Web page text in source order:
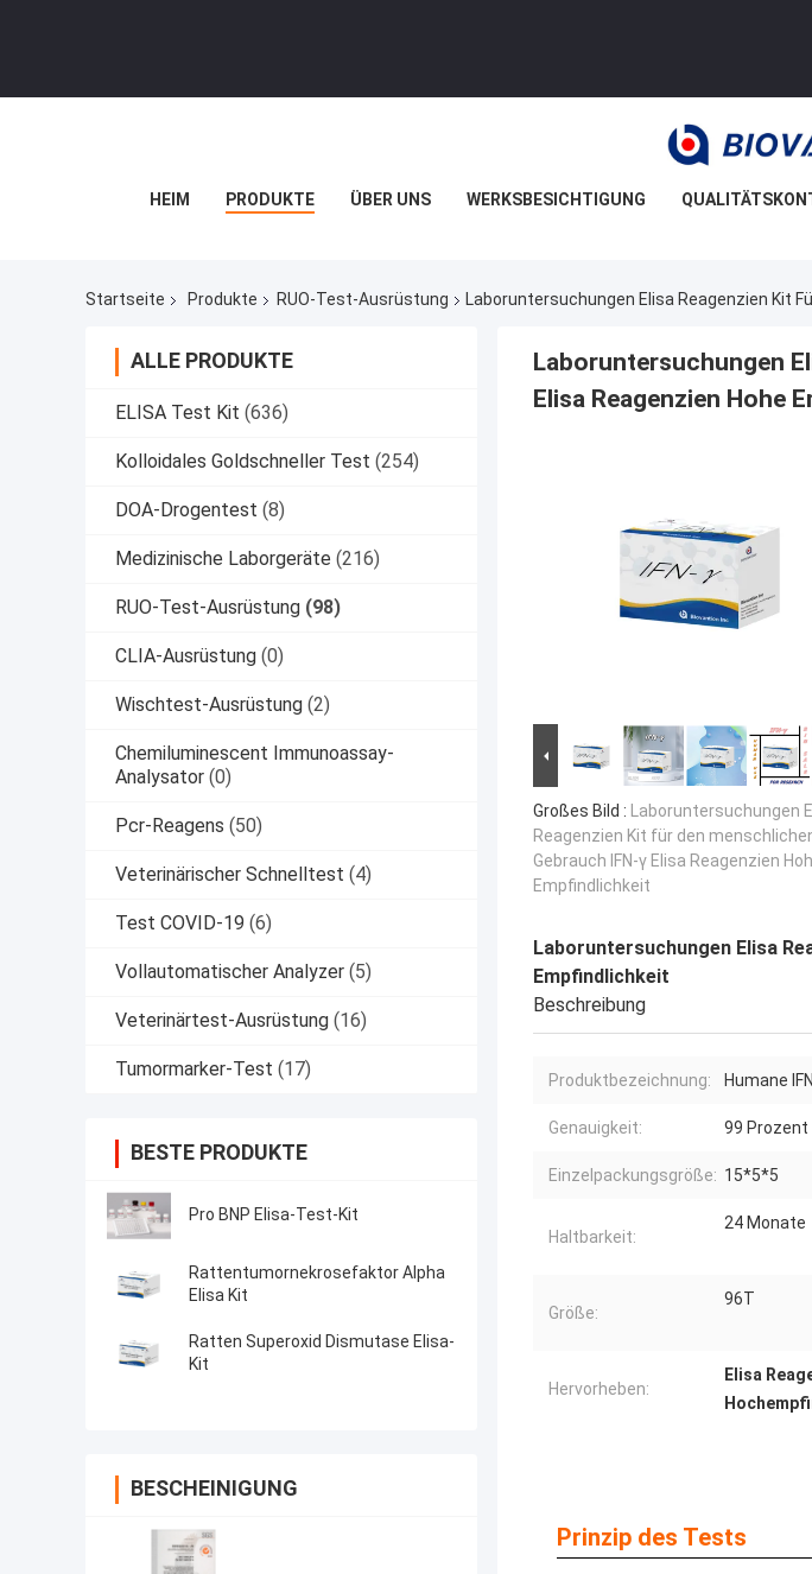
HEIM PRODUKTE ÜBER UNS WERKSBESICHTIGUNG
Startseite Produkte RUO-Test-Ausrüstung Laboruntersuchungen Elisa Reagenzien Kit
ALLE PRODUKTE
ELISA Test Kit (636)
Kolloidales Goldschneller Test (254)
DOA-Drogentest (8)
Medizinische Laborgeräte (216)
RUO-Test-Ausrüstung (98)
CLIA-Ausrüstung (0)
Wischtest-Ausrüstung (2)
Chemiluminescent Immunoassay-
Analysator (0)
Pcr-Reagens (50)
Veterinärischer Schnelltest (4)
Test COVID-19 (6)
Vollautomatischer Analyzer (5)
Veterinärtest-Ausrüstung (16)
Tumormarker-Test (17)
BESTE PRODUKTE
Pro BNP Elisa-Test-Kit
Rattentumornekrosefaktor Alpha
Elisa Kit
Ratten Superoxid Dismutase Elisa-
Kit
BESCHEINIGUNG
Laboruntersuchungen
Elisa Reagenzien Hohe
Großes Bild : Laboruntersuchungen
Reagenzien Kit für den
Gebrauch IFN-γ Elisa Reagenzien
Empfindlichkeit
Laboruntersuchungen Elisa
Empfindlichkeit
Beschreibung
Produktbezeichnung: Humane
Genauigkeit: 99 Prozent
Einzelpackungsgröße: 15*5*5
Haltbarkeit:
24 Monate
Größe:
96T
Hervorheben:
Elisa
Prinzip des Tests